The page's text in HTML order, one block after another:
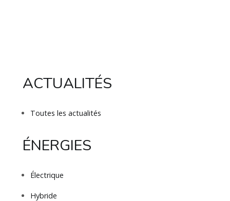
ACTUALITÉS
Toutes les actualités
ÉNERGIES
Électrique
Hybride